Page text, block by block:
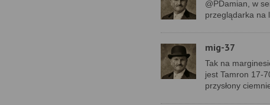
@PDamian, w
przeglądarka na
mig-37
Tak na
jest Tamron 17-
przysłony